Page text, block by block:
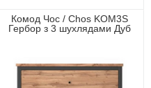
Комод Чос / Chos KOM3S
Гербор з 3 шухлядами Дуб